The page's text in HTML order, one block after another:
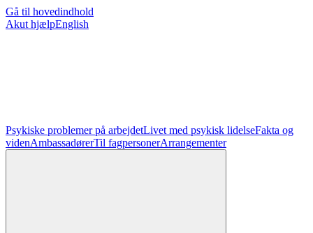
Gå til hovedindhold
Akut hjælpEnglish
Psykiske problemer på arbejdetLivet med psykisk lidelseFakta og
videnAmbassadørerTil fagpersonerArrangementer